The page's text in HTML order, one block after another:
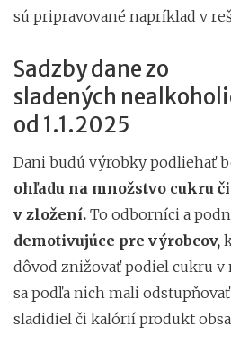
sú pripravované napríklad v
Sadzby dane zo
sladených
od 1.1.2025
Dani budú výrobky podliehať
ohľadu na množstvo cukru
v zložení. To odborníci a
demotivujúce pre výrobcov,
dôvod znižovať podiel cukru v
sa podľa nich mali
sladidiel či kalórií produkt